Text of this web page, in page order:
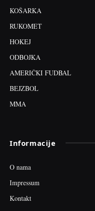
KOŠARKA
RUKOMET
HOKEJ
ODBOJKA
AMERIČKI FUDBAL
BEJZBOL
MMA
Informacije
O nama
Impressum
Kontakt